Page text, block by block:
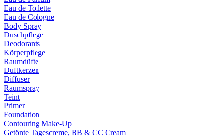
Eau de Toilette
Eau de Cologne
Body Spray
Duschpflege
Deodorants
Körperpflege
Raumdüfte
Duftkerzen
Diffuser
Raumspray
Teint
Primer
Foundation
Contouring Make-Up
Getönte Tagescreme, BB & CC Cream